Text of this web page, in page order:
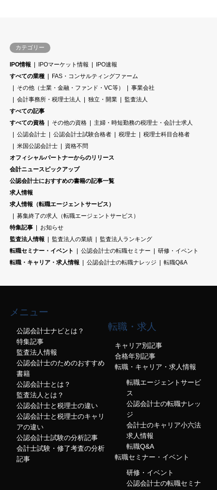
カテゴリー
IPO情報 IPOマーケット情報
IPO速報
すべての業種
FAS・コンサルティングファーム
その他（士業・金融・ファンド・VC等）
事業会社
会計事務所・税理士法人
独立・開業
監査法人
すべての記事
すべての資格
その他の資格
主婦・時短勤務の税理士・会計士求人
公認会計士
公認会計士試験合格者 税理士
税理士科目合格者
米国公認会計士
資格不問
オフィシャルパートナーからのリリース
会計ニュースピックアップ
公認会計士におすすめの書籍の記事一覧
求人情報
求人情報（転職エージェントサービス）
募集終了の求人（転職エージェントサービス）
特集記事
お知らせ
監査法人情報
監査法人の業績
監査法人ランキング
転職セミナー・イベント
公認会計士の転職セミナー
研修・イベント
転職・キャリア・求人情報
公認会計士の転職ナレッジ 転職Q&A
メニュー
公認会計士ナビとは？
特集記事
監査法人情報
公認会計士のためのおすすめ
書籍
公認会計士とは？
監査法人とは？
公認会計士と税理士の違い
公認会計士と税理士のキャリ
アの違い
公認会計士試験の分析記事
会計士試験・修了考査の分析
記事
転職・求人
キャリア別記事
合格年別記事
転職・キャリア・求人情報
転職エージェントサービ
ス
公認会計士の転職ナレッ
ジ
会計士のキャリア小六法
求人情報
転職Q&A
転職セミナー・イベント
研修・イベント
公認会計士の転職セミナ